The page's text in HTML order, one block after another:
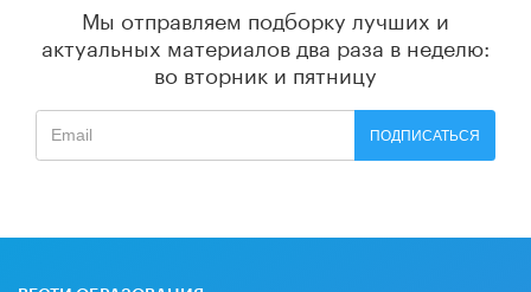
Мы отправляем подборку лучших и
актуальных материалов два раза в неделю:
во вторник и пятницу
ПОДПИСАТЬСЯ